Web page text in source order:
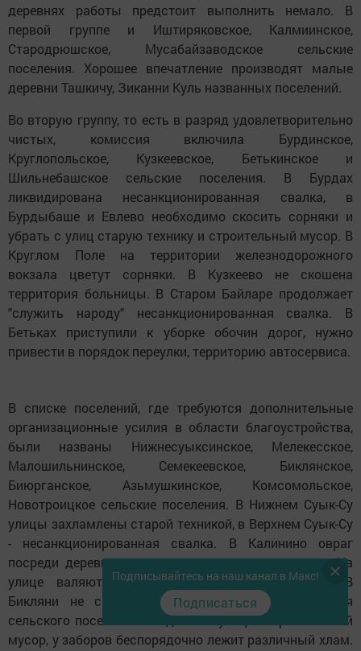
деревнях работы предстоит выполнить немало. В
первой группе и Иштиряковское, Калмиинское,
Стародрюшское, Мусабайзаводское сельские
поселения. Хорошее впечатление производят малые
деревни Ташкичу, Зиканни Куль названных поселений.
Во вторую группу, то есть в разряд удовлетворительно
чистых, комиссия включила Бурдинское,
Круглопольское, Кузкеевское, Бетькинское и
Шильнебашское сельские поселения. В Бурдах
ликвидирована несанкционированная свалка, в
Бурдыбаше и Евлево необходимо скосить сорняки и
убрать с улиц старую технику и строительный мусор. В
Круглом Поле на территории железнодорожного
вокзала цветут сорняки. В Кузкеево не скошена
территория больницы. В Старом Байларе продолжает
"служить народу" несанкционированная свалка. В
Бетьках приступили к уборке обочин дорог, нужно
привести в порядок переулки, территорию автосервиса.
В списке поселений, где требуются дополнительные
организационные усилия в области благоустройства,
были названы Нижнесуыксинское, Мелекесское,
Малошильнинское, Семекеевское, Биклянское,
Биюрганское, Азьмушкинское, Комсомольское,
Новотроицкое сельские поселения. В Нижнем Суык-Су
улицы захламлены старой техникой, в Верхнем Суык-Су
- несанкционированная свалка. В Калинино овраг
посреди деревни завален строительным мусором. На
улице валяются металлолом, пустые бутылки. В
Бикляни не скошены сорняки даже возле здания
сельского поселения. И здесь на улицах строительный
мусор, у заборов беспорядочно лежит различный хлам.
Подписывайтесь на наш канал в Макс!
Подписаться